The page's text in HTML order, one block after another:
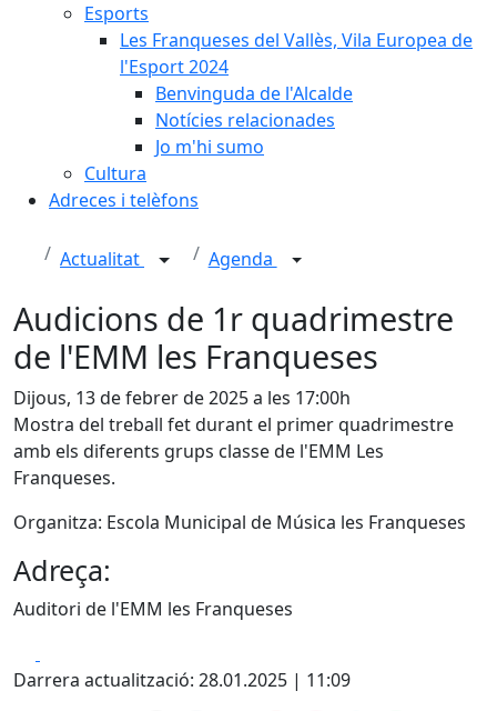
Esports
Les Franqueses del Vallès, Vila Europea de
l'Esport 2024
Benvinguda de l'Alcalde
Notícies relacionades
Jo m'hi sumo
Cultura
Adreces i telèfons
Actualitat Agenda
Audicions de 1r quadrimestre
de l'EMM les Franqueses
Dijous, 13 de febrer de 2025 a les 17:00h
Mostra del treball fet durant el primer quadrimestre
amb els diferents grups classe de l'EMM Les
Franqueses.
Organitza: Escola Municipal de Música les Franqueses
Adreça:
Auditori de l'EMM les Franqueses
Darrera actualització: 28.01.2025 | 11:09